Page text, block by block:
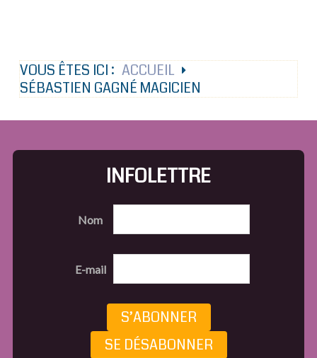
VOUS ÊTES ICI : ACCUEIL
SÉBASTIEN GAGNÉ MAGICIEN
INFOLETTRE
Nom
E-mail
S’ABONNER
SE DÉSABONNER